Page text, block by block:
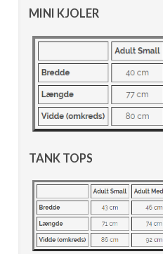
MINI KJOLER
TANK TOPS